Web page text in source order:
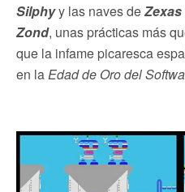
Silphyy las naves de
Zond, unas prácticas más
que la infame picaresca
en laEdad de Oro del